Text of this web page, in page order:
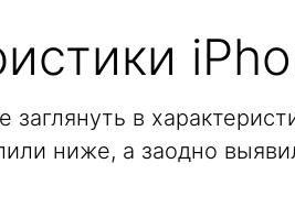
заглянуть в
ниже, а заодно